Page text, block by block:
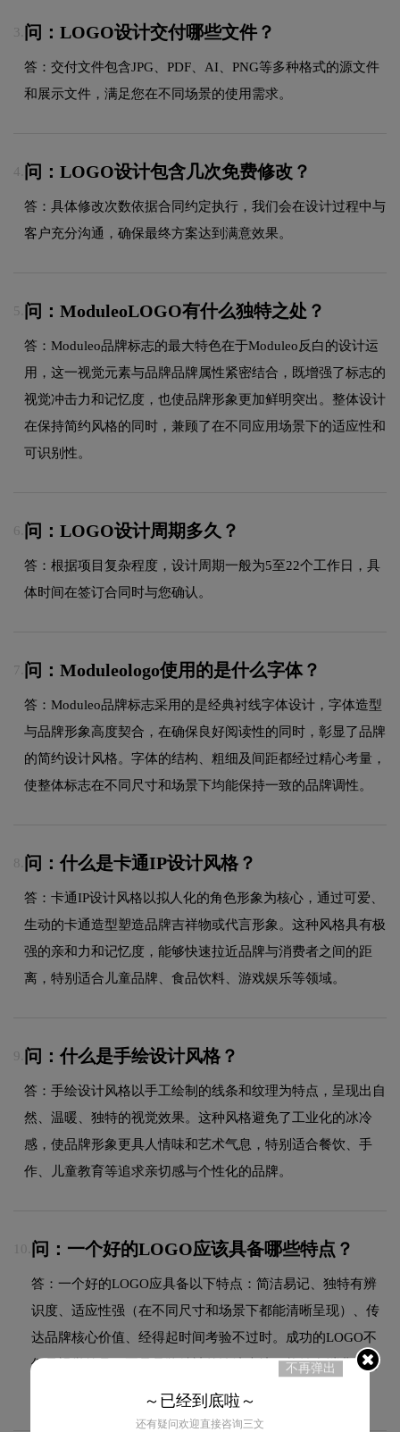
3. 问：LOGO设计交付哪些文件？
答：交付文件包含JPG、PDF、AI、PNG等多种格式的源文件
和展示文件，满足您在不同场景的使用需求。
4. 问：LOGO设计包含几次免费修改？
答：具体修改次数依据合同约定执行，我们会在设计过程中与
客户充分沟通，确保最终方案达到满意效果。
5. 问：ModuleoLOGO有什么独特之处？
答：Moduleo品牌标志的最大特色在于Moduleo反白的设计运
用，这一视觉元素与品牌品牌属性紧密结合，既增强了标志的
视觉冲击力和记忆度，也使品牌形象更加鲜明突出。整体设计
在保持简约风格的同时，兼顾了在不同应用场景下的适应性和
可识别性。
6. 问：LOGO设计周期多久？
答：根据项目复杂程度，设计周期一般为5至22个工作日，具
体时间在签订合同时与您确认。
7. 问：Moduleologo使用的是什么字体？
答：Moduleo品牌标志采用的是经典衬线字体设计，字体造型
与品牌形象高度契合，在确保良好阅读性的同时，彰显了品牌
的简约设计风格。字体的结构、粗细及间距都经过精心考量，
使整体标志在不同尺寸和场景下均能保持一致的品牌调性。
8. 问：什么是卡通IP设计风格？
答：卡通IP设计风格以拟人化的角色形象为核心，通过可爱、
生动的卡通造型塑造品牌吉祥物或代言形象。这种风格具有极
强的亲和力和记忆度，能够快速拉近品牌与消费者之间的距
离，特别适合儿童品牌、食品饮料、游戏娱乐等领域。
9. 问：什么是手绘设计风格？
答：手绘设计风格以手工绘制的线条和纹理为特点，呈现出自
然、温暖、独特的视觉效果。这种风格避免了工业化的冰冷
感，使品牌形象更具人情味和艺术气息，特别适合餐饮、手
作、儿童教育等追求亲切感与个性化的品牌。
10. 问：一个好的LOGO应该具备哪些特点？
答：一个好的LOGO应具备以下特点：简洁易记、独特有辨
识度、适应性强（在不同尺寸和场景下都能清晰呈现）、传
达品牌核心价值、经得起时间考验不过时。成功的LOGO不
仅是视觉符号，更是品牌精神的浓缩表达，能够在消费者心
中建立起深刻的品牌联想。
不再弹出
～已经到底啦～
还有疑问欢迎直接咨询三文